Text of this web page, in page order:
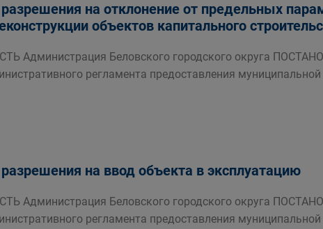
на отклонение от предельных
объектов капитального
Администрация Беловского городского округа
регламента предоставления муниципальной
на ввод объекта в эксплуатацию
Администрация Беловского городского округа
регламента предоставления муниципальной